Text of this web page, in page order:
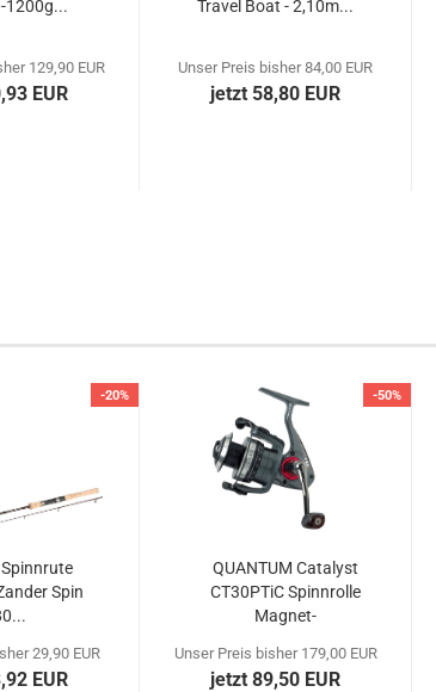
1200g...
129,90 EUR
EUR
Travel Boat - 2,10m...
Unser Preis bisher 84,00 EUR
jetzt 58,80 EUR
-20%
Spin
29,90 EUR
EUR
-50%
QUANTUM Catalyst
CT30PTiC Spinnrolle
Magnet-
Unser Preis bisher 179,00 EUR
jetzt 89,50 EUR